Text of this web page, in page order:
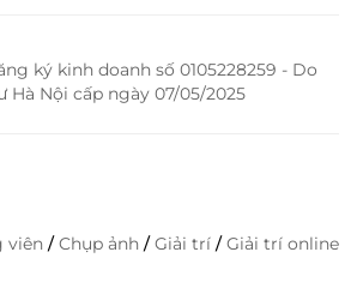
ký kinh doanh số 0105228259 - Do
Hà Nội cấp ngày 07/05/2025
viên /Chụp ảnh /Giải trí /Giải trí online